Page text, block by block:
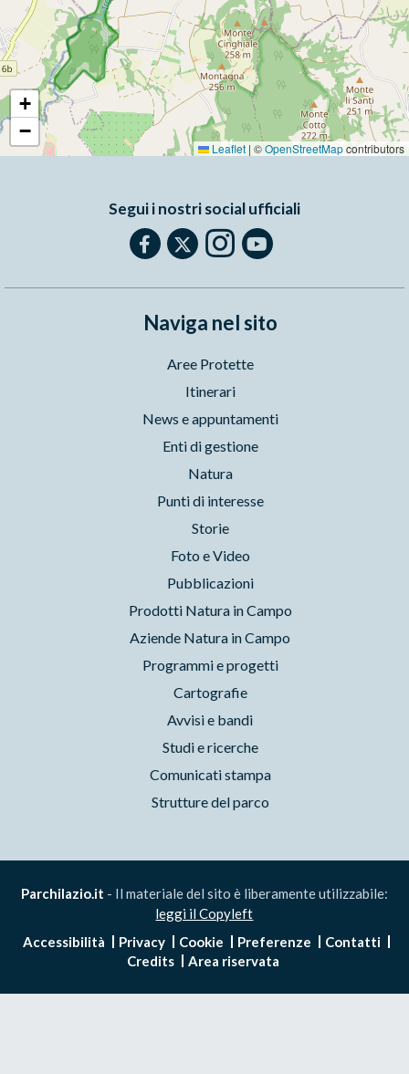
+
−
Leaflet | ©OpenStreetMapcontributors
Segui i nostri social ufficiali
Naviga nel sito
Aree Protette
Itinerari
News e appuntamenti
Enti di gestione
Natura
Punti di interesse
Storie
Foto e Video
Pubblicazioni
Prodotti Natura in Campo
Aziende Natura in Campo
Programmi e progetti
Cartografie
Avvisi e bandi
Studi e ricerche
Comunicati stampa
Strutture del parco
Parchilazio.it - Il materiale del sito è liberamente utilizzabile:
leggi il Copyleft
Accessibilità
Privacy Cookie Preferenze
Contatti
Credits
Area riservata